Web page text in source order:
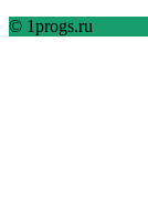
© 1progs.ru